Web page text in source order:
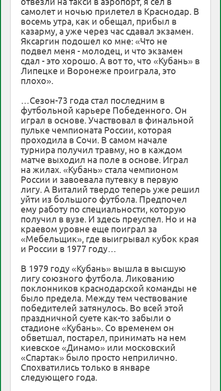
самолет и ночью прилетел в Краснодар. В
восемь утра, как и обещал, прибыл в
казарму, а уже через час сдавал экзамен.
Яксаргин подошел ко мне: «Что не
подвел меня - молодец, и что экзамен
сдал - это хорошо. А вот то, что «Кубань» в
Липецке и Воронеже проиграла, это
плохо».
…Сезон-73 года стал последним в
футбольной карьере Победенного. Он
играл в основе. Участвовал в финальной
пульке чемпионата России, которая
проходила в Сочи. В самом начале
турнира получил травму, но в каждом
матче выходил на поле в основе. Играл
на жилах. «Кубань» стала чемпионом
России и завоевала путевку в первую
лигу. А Виталий твердо теперь уже решил
уйти из большого футбола. Предпочел
ему работу по специальности, которую
получил в вузе. И здесь преуспел. Но и на
краевом уровне еще поиграл за
«Мебельщик», где выигрывал кубок края
и России в 1977 году…
В 1979 году «Кубань» вышла в высшую
лигу союзного футбола. Ликованию
поклонников краснодарской команды не
было предела. Между тем чествование
победителей затянулось. Во всей этой
праздничной суете как-то забыли о
стадионе «Кубань». Со временем он
обветшал, постарел, принимать на нем
киевское «Динамо» или московский
«Спартак» было просто неприлично.
Спохватились только в январе
следующего года.